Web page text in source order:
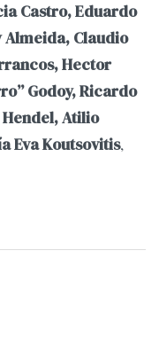
Castro, Eduardo
Almeida, Claudio
Hector
Godoy, Ricardo
Atilio
Eva Koutsovitis,